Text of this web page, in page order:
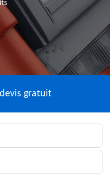
gratuit